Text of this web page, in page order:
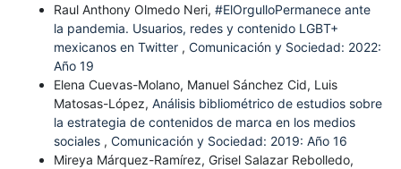
Raul Anthony Olmedo Neri, #ElOrgulloPermanece ante
la pandemia. Usuarios, redes y contenido LGBT+
mexicanos en Twitter , Comunicación y Sociedad: 2022:
Año 19
Elena Cuevas-Molano, Manuel Sánchez Cid, Luis
Matosas-López, Análisis bibliométrico de estudios sobre
la estrategia de contenidos de marca en los medios
sociales , Comunicación y Sociedad: 2019: Año 16
Mireya Márquez-Ramírez, Grisel Salazar Rebolledo,